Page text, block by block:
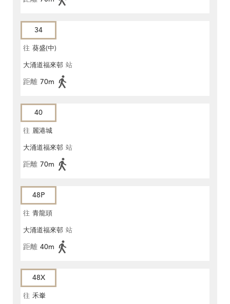
34
往 葵盛(中)
大涌道福來邨 站
距離 70m
40
往 麗港城
大涌道福來邨 站
距離 70m
48P
往 青龍頭
大涌道福來邨 站
距離 40m
48X
往 禾輋